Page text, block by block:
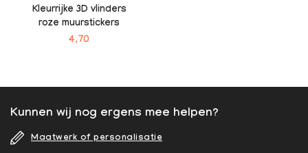
Kleurrijke 3D vlinders
roze muurstickers
4,70
Kunnen wij nog ergens mee helpen?
Maatwerk of personalisatie